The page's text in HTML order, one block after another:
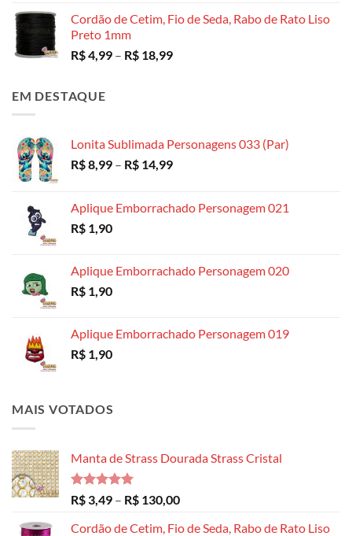
Cordão de Cetim, Fio de Seda, Rabo de Rato Liso
Preto 1mm
R$4,99 – R$ 18,99Faixa
EM DESTAQUE
Lonita Sublimada Personagens 033 (Par)
R$8,99 – R$ 14,99Faixa
R$ 8,99
Aplique Emborrachado Personagem 021
R$ 1,90
Aplique Emborrachado Personagem 020
R$ 1,90
Aplique Emborrachado Personagem 019
R$ 1,90
MAIS VOTADOS
Manta de Strass Dourada Strass Cristal
Avaliação
5.00
de 5
R$ 3,49 – R$ 130,00Faixa
preço:
Cordão de Cetim, Fio de Seda, Rabo de Rato Liso